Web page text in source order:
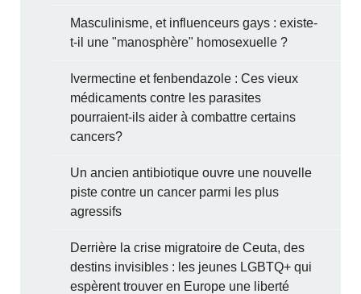
Masculinisme, et influenceurs gays : existe-
t-il une "manosphère" homosexuelle ?
Ivermectine et fenbendazole : Ces vieux
médicaments contre les parasites
pourraient-ils aider à combattre certains
cancers?
Un ancien antibiotique ouvre une nouvelle
piste contre un cancer parmi les plus
agressifs
Derrière la crise migratoire de Ceuta, des
destins invisibles : les jeunes LGBTQ+ qui
espèrent trouver en Europe une liberté